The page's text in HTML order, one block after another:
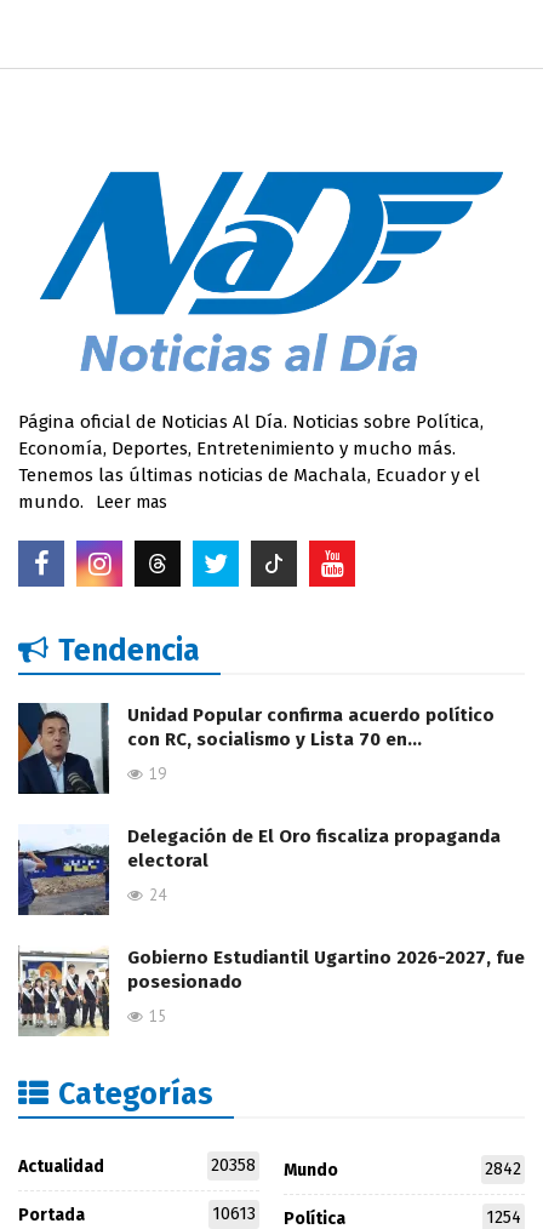
Página oficial de Noticias Al Día. Noticias sobre Política,
Economía, Deportes, Entretenimiento y mucho más.
Tenemos las últimas noticias de Machala, Ecuador y el
mundo.
Leer mas
Tendencia
Unidad Popular confirma acuerdo político
con RC, socialismo y Lista 70 en…
19
Delegación de El Oro fiscaliza propaganda
electoral
24
Gobierno Estudiantil Ugartino 2026-2027, fue
posesionado
15
Categorías
Actualidad 20358
Portada 10613
Mundo 2842
Política 1254